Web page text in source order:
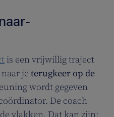
is een vrijwillig traject
naar je terugkeer op de
wordt gegeven
De coach
vlakken. Dat kan zijn: